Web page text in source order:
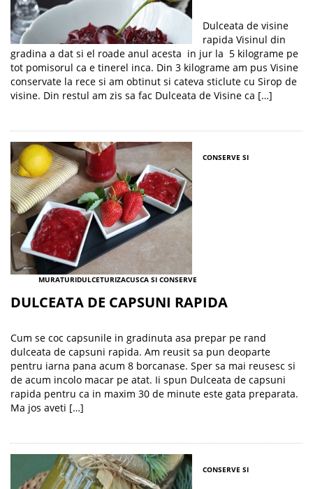
Dulceata de visine
rapida Visinul din
gradina a dat si el roade anul acesta in jur la 5 kilograme pe
tot pomisorul ca e tinerel inca. Din 3 kilograme am pus Visine
conservate la rece si am obtinut si cateva sticlute cu Sirop de
visine. Din restul am zis sa fac Dulceata de Visine ca […]
CONSERVE SI
MURATURIDULCETURIZACUSCA SI CONSERVE
DULCEATA DE CAPSUNI RAPIDA
Cum se coc capsunile in gradinuta asa prepar pe rand
dulceata de capsuni rapida. Am reusit sa pun deoparte
pentru iarna pana acum 8 borcanase. Sper sa mai reusesc si
de acum incolo macar pe atat. Ii spun Dulceata de capsuni
rapida pentru ca in maxim 30 de minute este gata preparata.
Ma jos aveti […]
CONSERVE SI